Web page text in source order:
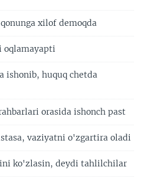
xilof demoqda
oqlamayapti
ishonib, huquq chetda
orasida ishonch past
vaziyatni o'zgartira oladi
ko'zlasin, deydi tahlilchilar